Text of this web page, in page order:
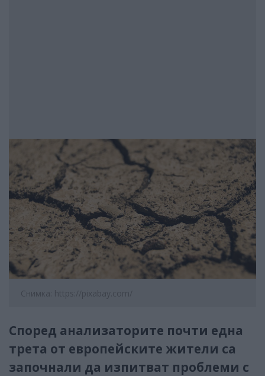
Снимка: https://pixabay.com/
Според анализаторите почти една
трета от европейските жители са
започнали да изпитват проблеми с